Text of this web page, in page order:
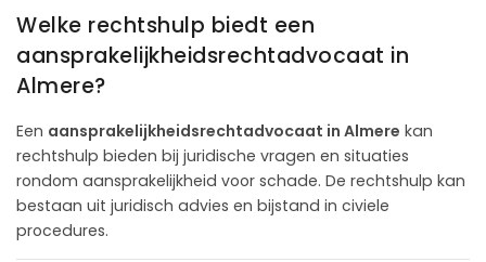
Welke rechtshulp biedt een
aansprakelijkheidsrechtadvocaat in
Almere?
Een aansprakelijkheidsrechtadvocaat in Almere kan
rechtshulp bieden bij juridische vragen en situaties
rondom aansprakelijkheid voor schade. De rechtshulp kan
bestaan uit juridisch advies en bijstand in civiele
procedures.